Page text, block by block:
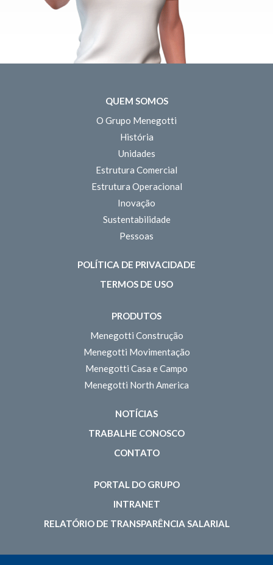
QUEM SOMOS
O Grupo Menegotti
História
Unidades
Estrutura Comercial
Estrutura Operacional
Inovação
Sustentabilidade
Pessoas
POLÍTICA DE PRIVACIDADE
TERMOS DE USO
PRODUTOS
Menegotti Construção
Menegotti Movimentação
Menegotti Casa e Campo
Menegotti North America
NOTÍCIAS
TRABALHE CONOSCO
CONTATO
PORTAL DO GRUPO
INTRANET
RELATÓRIO DE TRANSPARÊNCIA SALARIAL